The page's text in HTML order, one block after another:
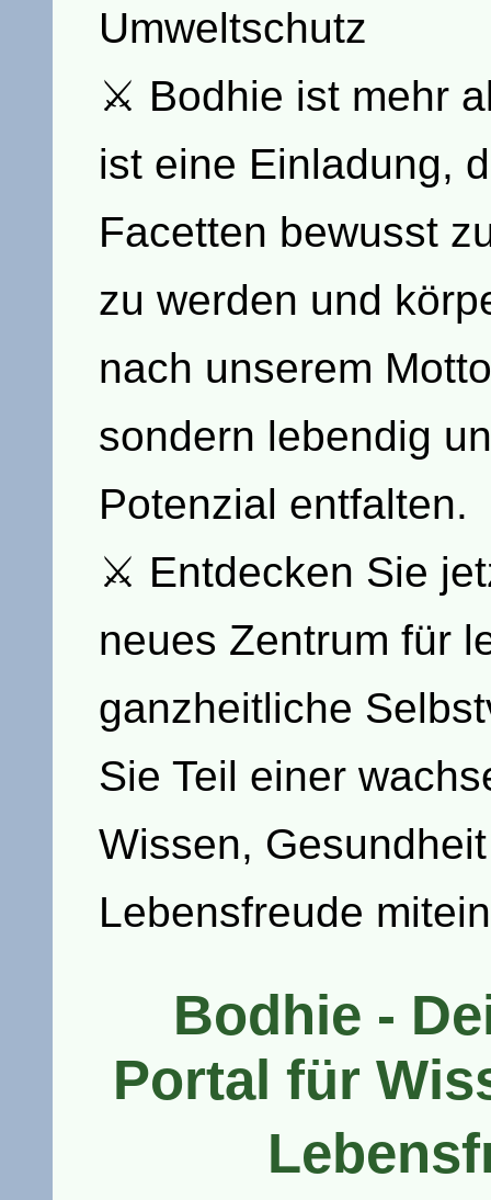
Umweltschutz
⚔ Bodhie ist mehr
ist eine Einladung,
Facetten bewusst
zu werden und
nach unserem
sondern lebendig
Potenzial entfalten.
⚔ Entdecken Sie
neues Zentrum für
ganzheitliche
Sie Teil einer
Wissen,
Lebensfreude
Bodhie -
Portal für